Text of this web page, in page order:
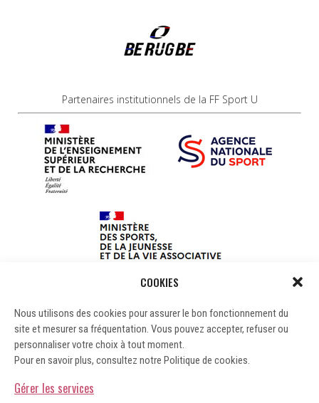
COOKIES
Nous utilisons des cookies pour assurer le bon fonctionnement du
site et mesurer sa fréquentation. Vous pouvez accepter, refuser ou
personnaliser votre choix à tout moment.
Pour en savoir plus, consultez notre Politique de cookies.
Gérer les services
Partenaires institutionnels de la FF Sport U